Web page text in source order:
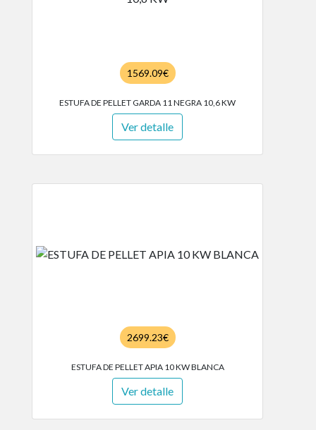
1569.09€
ESTUFA DE PELLET GARDA 11 NEGRA 10,6 KW
Ver detalle
2699.23€
ESTUFA DE PELLET APIA 10 KW BLANCA
Ver detalle